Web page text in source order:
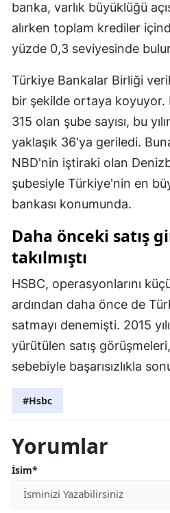
banka, varlık büyüklüğü
alırken toplam krediler
yüzde 0,3 seviyesinde
Türkiye Bankalar Birliği
bir şekilde ortaya koyuyor.
315 olan şube sayısı, bu
yaklaşık 36'ya geriledi.
NBD'nin iştiraki olan
şubesiyle Türkiye'nin en
bankası konumunda.
Daha önceki satış
takılmıştı
HSBC, operasyonlarını
ardından daha önce de
satmayı denemişti. 2015
yürütülen satış
sebebiyle başarısızlıkla
#Hsbc
Yorumlar
İsim*